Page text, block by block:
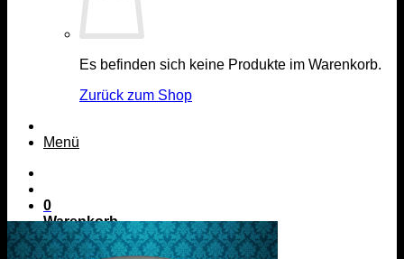
Es befinden sich keine Produkte im Warenkorb.
Zurück zum Shop
Menü
0
Warenkorb